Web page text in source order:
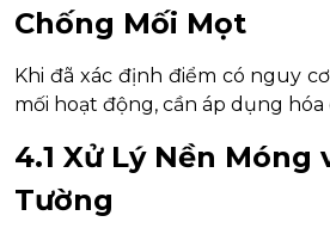
Chống Mối Mọt
Khi đã xác định điểm có nguy
mối hoạt động, cần áp dụng
4.1 Xử Lý Nền Móng
Tường